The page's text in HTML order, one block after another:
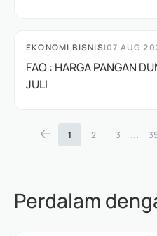
EKONOMI BISNIS|07 AUG
FAO : HARGA PANGAN
JULI
1 2 3 ...
Perdalam